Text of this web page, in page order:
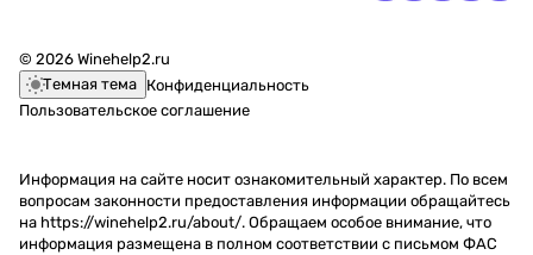
© 2026 Winehelp2.ru
Темная тема Конфиденциальность
Пользовательское соглашение
Информация на сайте носит ознакомительный характер. По всем
вопросам законности предоставления информации обращайтесь
на https://winehelp2.ru/about/. Обращаем особое внимание, что
информация размещена в полном соответствии с письмом ФАС